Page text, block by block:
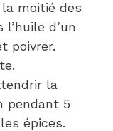
moitié des
d’un
poivrer.
la
pendant 5
épices.